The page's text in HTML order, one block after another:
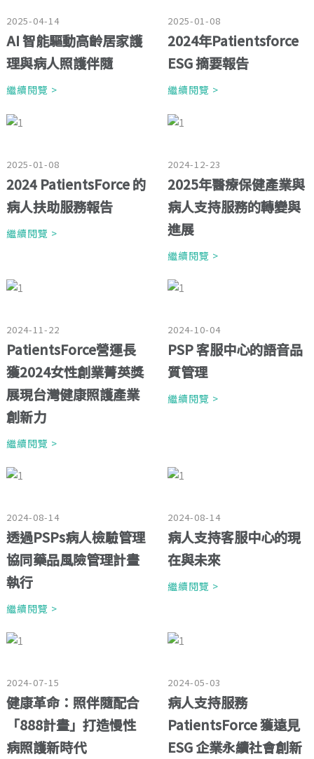
2025-04-14
AI 智能驅動高齡居家護
理與病人照護伴隨
繼續閱覽 >
2025-01-08
2024年Patientsforce
ESG 摘要報告
繼續閱覽 >
2025-01-08
2024 PatientsForce 的
病人扶助服務報告
繼續閱覽 >
2024-12-23
2025年醫療保健產業與
病人支持服務的轉變與
進展
繼續閱覽 >
2024-11-22
PatientsForce營運長
獲2024女性創業菁英獎
展現台灣健康照護產業
創新力
繼續閱覽 >
2024-10-04
PSP 客服中心的語音品
質管理
繼續閱覽 >
2024-08-14
透過PSPs病人檢驗管理
協同藥品風險管理計畫
執行
繼續閱覽 >
2024-08-14
病人支持客服中心的現
在與未來
繼續閱覽 >
2024-07-15
健康革命：照伴隨配合
「888計畫」打造慢性
病照護新時代
2024-05-03
病人支持服務
PatientsForce 獲遠見
ESG 企業永續社會創新